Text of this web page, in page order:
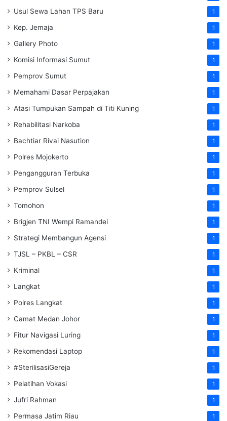
Usul Sewa Lahan TPS Baru 1
Kep. Jemaja 1
Gallery Photo 1
Komisi Informasi Sumut 1
Pemprov Sumut 1
Memahami Dasar Perpajakan 1
Atasi Tumpukan Sampah di Titi Kuning 1
Rehabilitasi Narkoba 1
Bachtiar Rivai Nasution 1
Polres Mojokerto 1
Pengangguran Terbuka 1
Pemprov Sulsel 1
Tomohon 1
Brigjen TNI Wempi Ramandei 1
Strategi Membangun Agensi 1
TJSL – PKBL – CSR 1
Kriminal 1
Langkat 1
Polres Langkat 1
Camat Medan Johor 1
Fitur Navigasi Luring 1
Rekomendasi Laptop 1
#SterilisasiGereja 1
Pelatihan Vokasi 1
Jufri Rahman 1
Permasa Jatim Riau 1